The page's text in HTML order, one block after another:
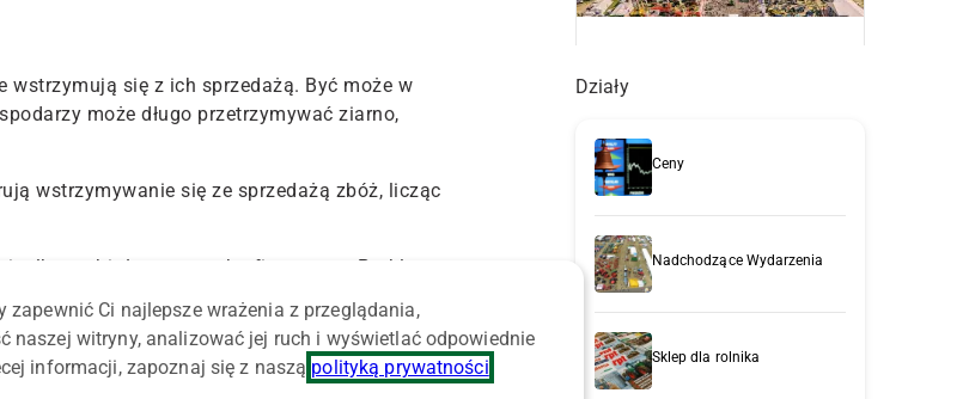
się z ich sprzedażą. Być może w
może długo przetrzymywać ziarno,
wstrzymywanie się ze sprzedażą zbóż, licząc
tylko na bieżące potrzeby finansowe. Problem
– czytamy w jednym z postów.
ziarna. Niektórzy nawet deklarowali,
Działy
Ceny
Nadchodzące Wydarzenia
Sklep dla rolnika
zapewnić Ci najlepsze wrażenia z przeglądania,
naszej witryny, analizować jej ruch i wyświetlać odpowiednie
informacji, zapoznaj się z naszą polityką prywatności